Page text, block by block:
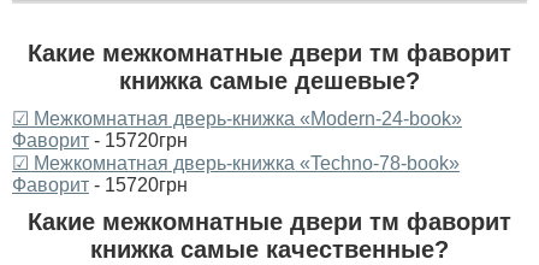
Какие межкомнатные двери тм фаворит
книжка самые дешевые?
☑ Межкомнатная дверь-книжка «Modern-24-book»
Фаворит - 15720грн
☑ Межкомнатная дверь-книжка «Techno-78-book»
Фаворит - 15720грн
Какие межкомнатные двери тм фаворит
книжка самые качественные?